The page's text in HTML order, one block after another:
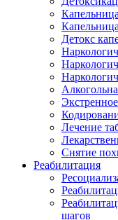
Детокс
Лечение
Снятие
Реабилитация
шагов